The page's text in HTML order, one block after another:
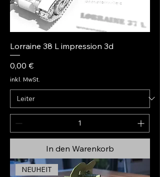
Lorraine 38 L impression 3d
Preis
0,00 €
inkl. MwSt.
In den Warenkorb
NEUHEIT